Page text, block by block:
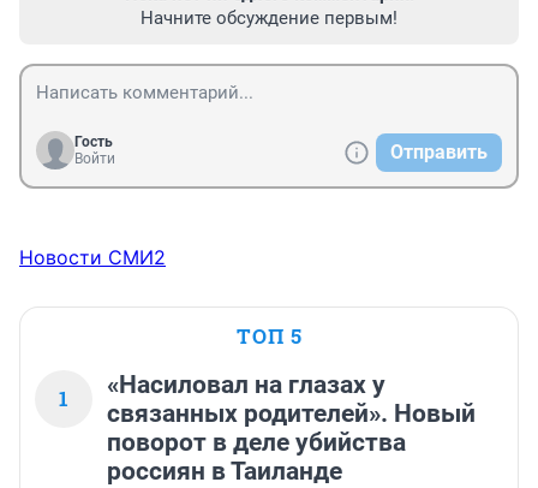
Начните обсуждение первым!
Гость
Войти
Отправить
Новости СМИ2
ТОП 5
1
«Насиловал на глазах у
связанных родителей». Новый
поворот в деле убийства
россиян в Таиланде